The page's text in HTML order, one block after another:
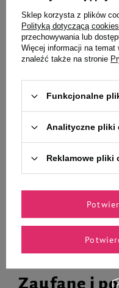
Ciebie i
łososiem i tuńczykiem 85 g
4,39 zł 51,65 zł / kg
- +
Zaufane i
Sklep korzysta z plików
Polityką dotyczącą cookies
przechowywania lub
Więcej informacji na temat
znaleźć także na stronie
Funkcjonalne
Analityczne pliki
Reklamowe pliki